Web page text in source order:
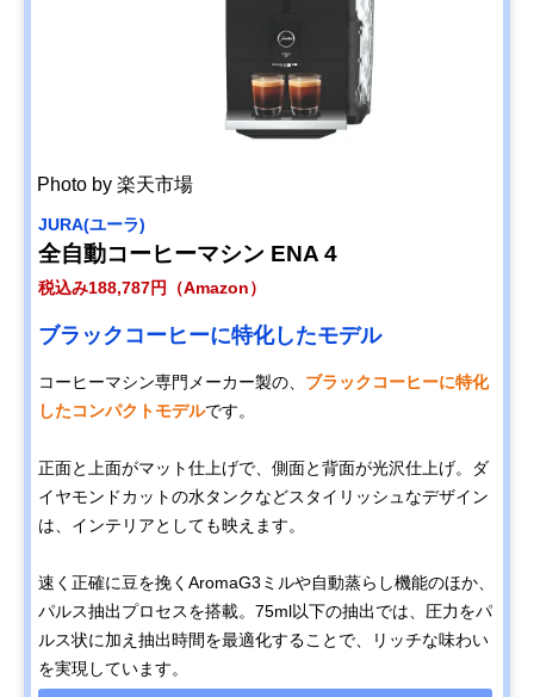
Photo by 楽天市場
JURA(ユーラ)
全自動コーヒーマシン ENA 4
税込み188,787円（Amazon）
ブラックコーヒーに特化したモデル
コーヒーマシン専門メーカー製の、 ブラックコーヒーに特化
したコンパクトモデルです。
正面と上面がマット仕上げで、側面と背面が光沢仕上げ。ダ
イヤモンドカットの水タンクなどスタイリッシュなデザイン
は、インテリアとしても映えます。
速く正確に豆を挽くAromaG3ミルや自動蒸らし機能のほか、
パルス抽出プロセスを搭載。75ml以下の抽出では、圧力をパ
ルス状に加え抽出時間を最適化することで、リッチな味わい
を実現しています。